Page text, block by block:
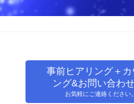
事前ヒアリング＋カ
ング&お問い合わせ
お気軽にご連絡ください。